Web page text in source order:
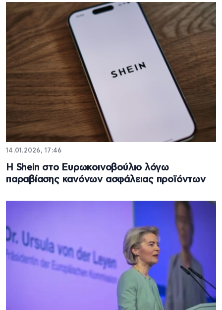
14.01.2026, 17:46
Η Shein στο Ευρωκοινοβούλιο λόγω
παραβίασης κανόνων ασφάλειας προϊόντων